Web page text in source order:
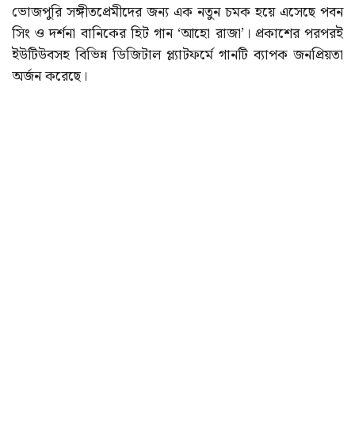
ভোজপুরি সঙ্গীতপ্রেমীদের জন্য এক নতুন চমক হয়ে এসেছে পবন
সিং ও দর্শনা বানিকের হিট গান ‘আহো রাজা’। প্রকাশের পরপরই
ইউটিউবসহ বিভিন্ন ডিজিটাল প্ল্যাটফর্মে গানটি ব্যাপক জনপ্রিয়তা
অর্জন করেছে।